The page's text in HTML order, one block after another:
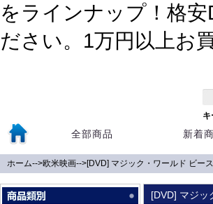
をラインナップ！格
ださい。1万円以上お
キ
全部商品 新着
ホーム-->欧米映画-->[DVD] マジック・ワールド ビー
[DVD] マジッ